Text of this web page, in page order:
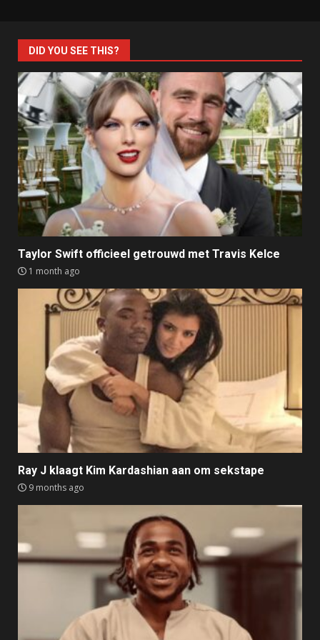
DID YOU SEE THIS?
Taylor Swift officieel getrouwd met Travis Kelce
1 month ago
Ray J klaagt Kim Kardashian aan om sekstape
9 months ago